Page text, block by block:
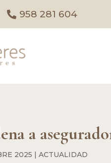
958 281 604
a
2025 |ACTUALIDAD